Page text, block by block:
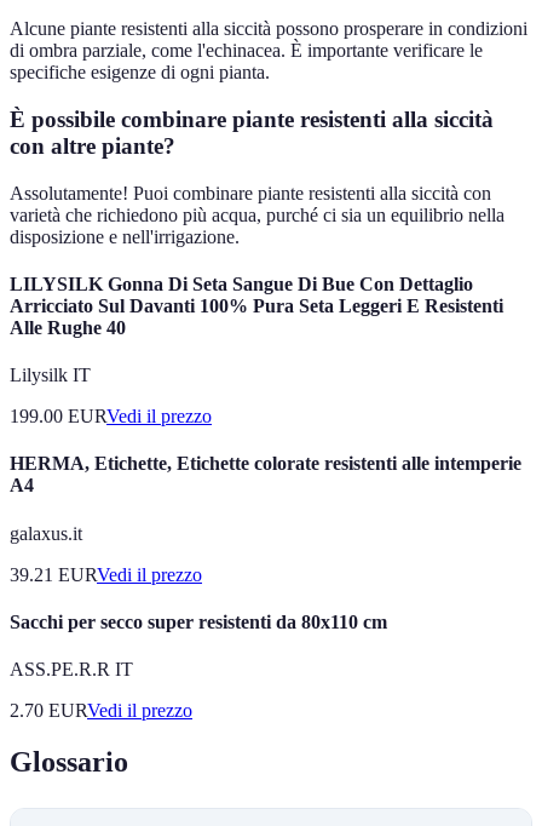
Alcune piante resistenti alla siccità possono prosperare in condizioni
di ombra parziale, come l'echinacea. È importante verificare le
specifiche esigenze di ogni pianta.
È possibile combinare piante resistenti alla siccità
con altre piante?
Assolutamente! Puoi combinare piante resistenti alla siccità con
varietà che richiedono più acqua, purché ci sia un equilibrio nella
disposizione e nell'irrigazione.
LILYSILK Gonna Di Seta Sangue Di Bue Con Dettaglio
Arricciato Sul Davanti 100% Pura Seta Leggeri E Resistenti
Alle Rughe 40
Lilysilk IT
199.00 EURVedi il prezzo
HERMA, Etichette, Etichette colorate resistenti alle intemperie
A4
galaxus.it
39.21 EURVedi il prezzo
Sacchi per secco super resistenti da 80x110 cm
ASS.PE.R.R IT
2.70 EURVedi il prezzo
Glossario